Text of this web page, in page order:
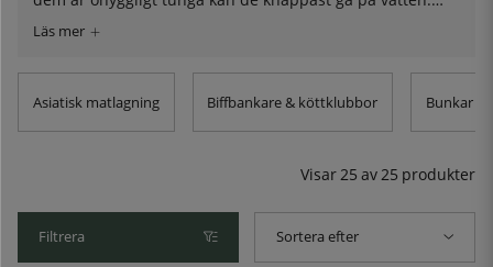
Inte heller kan de förvandla vatten till vin, men väl
Här hittar du mortlar i många olika storlekar och
material. Alla är superbra när det kommer till att mosa,
stöta och finfördela korn och kryddor till pulver och
pastor.
Asiatisk matlagning Biffbankare & köttklubbor Bunkar &
Visar25 av25 produkter
Filtrera Sortera efter